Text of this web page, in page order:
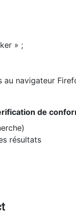
» ;
au navigateur
de
résultats